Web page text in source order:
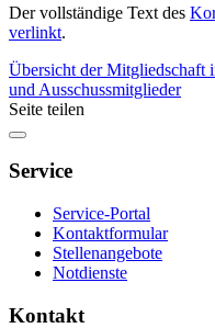
Der vollständige Text des
verlinkt.
Übersicht der Mitgliedschaft
und Ausschussmitglieder
Seite teilen
Service
Service-Portal
Kontaktformular
Stellenangebote
Notdienste
Kontakt